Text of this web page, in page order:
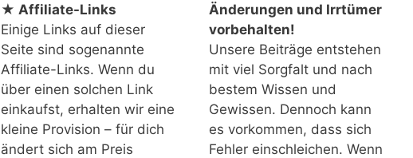
★ Affiliate-Links
Einige Links auf dieser
Seite sind sogenannte
Affiliate-Links. Wenn du
über einen solchen Link
einkaufst, erhalten wir eine
kleine Provision – für dich
ändert sich am Preis
Änderungen und Irrtümer
vorbehalten!
Unsere Beiträge entstehen
mit viel Sorgfalt und nach
bestem Wissen und
Gewissen. Dennoch kann
es vorkommen, dass sich
Fehler einschleichen. Wenn